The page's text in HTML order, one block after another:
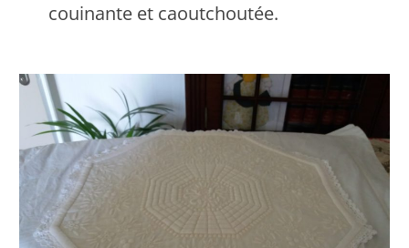
couinante et caoutchoutée.